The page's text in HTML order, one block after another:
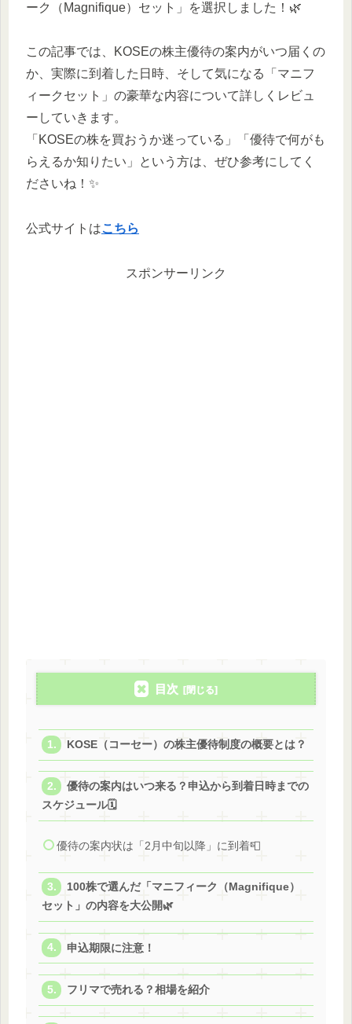
ーク（Magnifique）セット」を選択しました！🌿
この記事では、KOSEの株主優待の案内がいつ届くの
か、実際に到着した日時、そして気になる「マニフ
ィークセット」の豪華な内容について詳しくレビュ
ーしていきます。
「KOSEの株を買おうか迷っている」「優待で何がも
らえるか知りたい」という方は、ぜひ参考にしてく
ださいね！✨
公式サイトはこちら
スポンサーリンク
目次
KOSE（コーセー）の株主優待制度の概要とは？
優待の案内はいつ来る？申込から到着日時までの
スケジュール🗓️
優待の案内状は「2月中旬以降」に到着📮
100株で選んだ「マニフィーク（Magnifique）
セット」の内容を大公開🌿
申込期限に注意！
フリマで売れる？相場を紹介